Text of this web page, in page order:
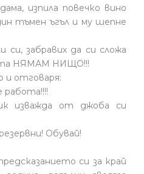
изпила повечко вино
тъмен ъгъл и му шепне
забравих да си сложа
НЯМАМ НИЩО!!!
и отговаря:
работа!!!!
изважда от джоба си
Обувай!
си за край